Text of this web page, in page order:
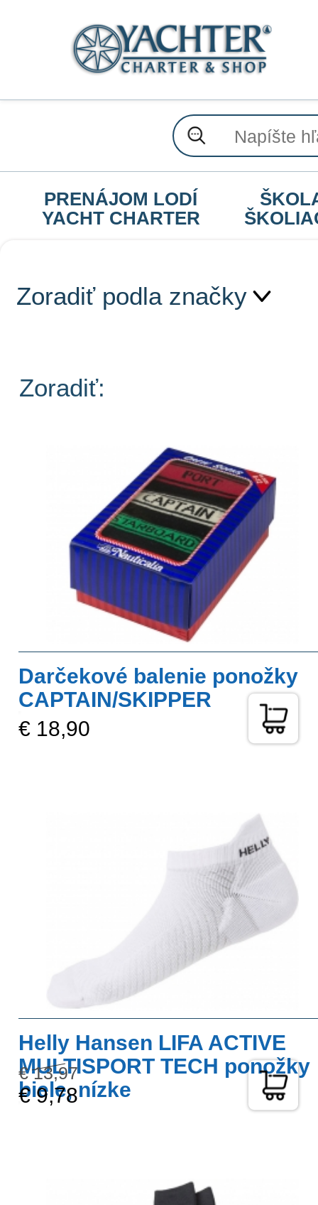
PRENÁJOM LODÍ
YACHT CHARTER
Zoradiť podla značky
Zoradiť:
Darčekové balenie ponožky
CAPTAIN/SKIPPER
€ 18,90
Helly Hansen LIFA ACTIVE
MULTISPORT TECH ponožky
biele, nízke
€ 13,97
€ 9,78